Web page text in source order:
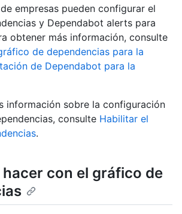
empresas pueden configurar el
y Dependabot alerts para
obtener más información, consulte
de dependencias para la
de Dependabot para la
información sobre la configuración
consulte Habilitar el
.
hacer con el gráfico de